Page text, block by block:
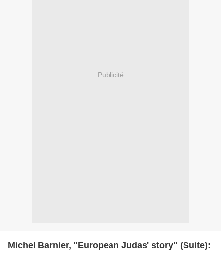
Publicité
Michel Barnier, "European Judas' story" (Suite):